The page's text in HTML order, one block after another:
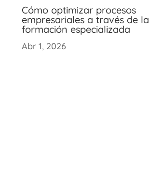
Cómo optimizar procesos
empresariales a través de la
formación especializada
Abr 1, 2026